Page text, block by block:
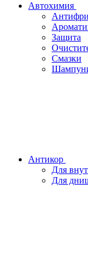
Автохимия
Защита
Смазки
Антикор
Для
Для